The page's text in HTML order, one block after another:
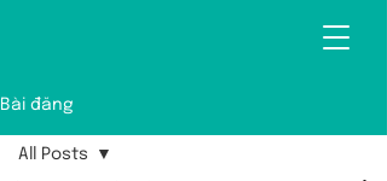
Bài đăng
All Posts